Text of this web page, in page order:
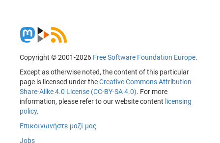
Copyright © 2001-2026 Free Software Foundation Europe.
Except as otherwise noted, the content of this particular
page is licensed under theCreative Commons Attribution
Share-Alike 4.0 License (CC-BY-SA 4.0). For more
information, please refer to our website content licensing
policy.
Επικοινωνήστε μαζί μας
Jobs